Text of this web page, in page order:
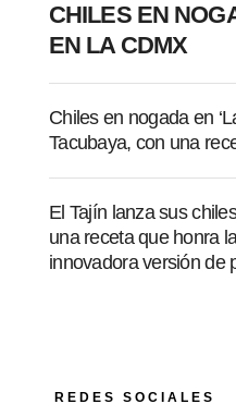
CHILES EN
EN LA CDMX
Chiles en nogada en
Tacubaya, con una
El Tajín lanza sus
una receta que honra
innovadora versión de
REDES SOCIALES